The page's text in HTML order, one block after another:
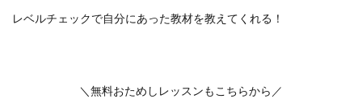
レベルチェックで自分にあった教材を教えてくれる！
＼無料おためしレッスンもこちらから／